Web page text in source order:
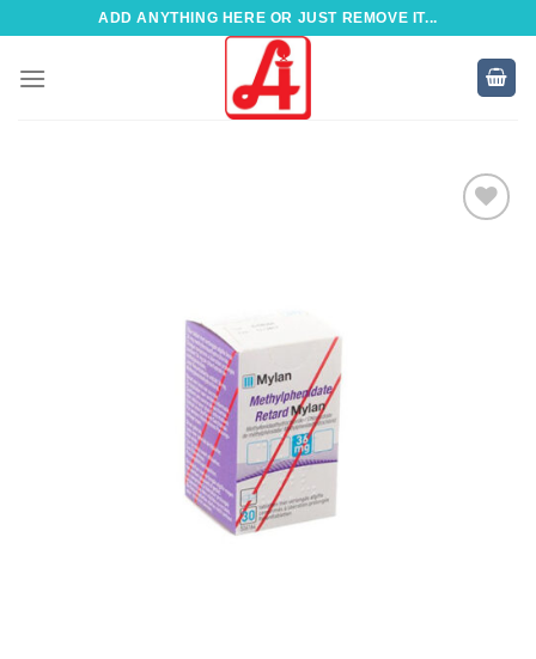
springen
ADD ANYTHING HERE OR JUST REMOVE IT...